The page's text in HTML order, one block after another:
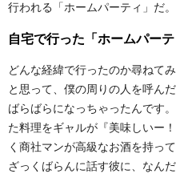
行われる「ホームパーティ」だ。
自宅で行った「ホームパーテ
どんな経緯で行ったのか尋ねて
と思って、僕の周りの人を呼ん
ばらばらになっちゃったんです
た料理をギャルが『美味しいー
く商社マンが高級なお酒を持っ
ざっくばらんに話す彼に、なん